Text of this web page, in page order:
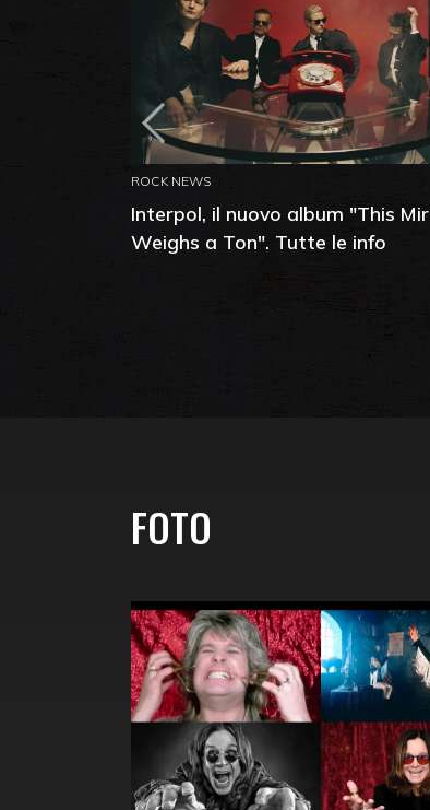
ROCK NEWS
Interpol, il nuovo album "This
Weighs a Ton". Tutte le info
FOTO